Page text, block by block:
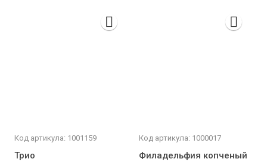
Код артикула: 1001159
Трио
Код артикула: 1000017
Филадельфия копченый